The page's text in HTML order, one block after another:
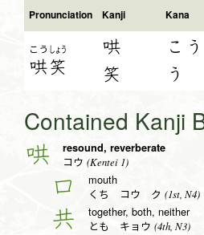
Pronunciation Kanji Kana
こう
哄
しょう
笑
哄
笑
こ
う
Contained Kanji
哄 resound, reverberate
コウ (Kentei 1)
口 mouth
くち コウ ク (1st, N4)
共 together, both, neither
とも キョウ (4th, N3)